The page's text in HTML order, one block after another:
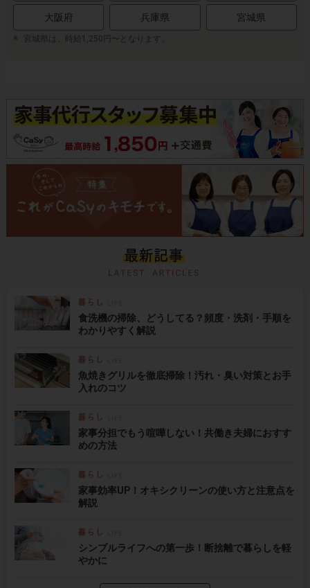
大阪府 兵庫県 宮城県
宮城県は、時給1,250円〜となります。
食洗機の掃除、どうしてる？頻度・洗剤・手順を
わかりやすく解説
魚焼きグリルを徹底掃除！汚れ・臭い対策とお手
入れのコツ
家事分担でもう喧嘩しない！共働き夫婦におすす
めの方法
家事効率UP！オキシクリーンの使い方と注意点を
解説
シンプルライフへの第一歩！断捨離で暮らしを軽
やかに